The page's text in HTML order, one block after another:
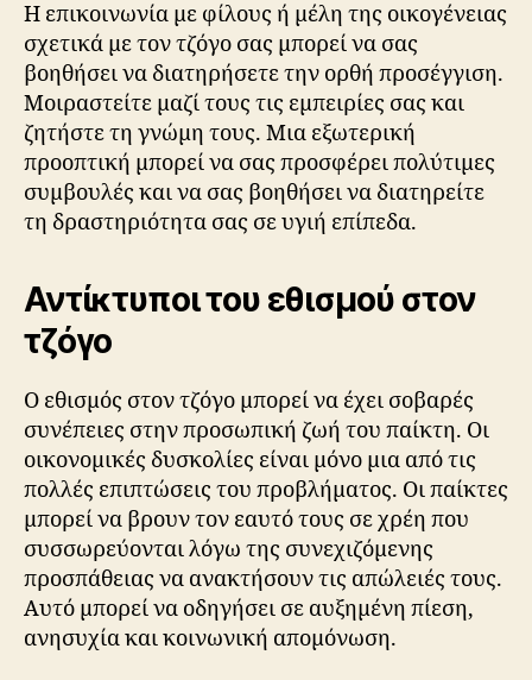
Η επικοινωνία με φίλους ή μέλη της οικογένειας
σχετικά με τον τζόγο σας μπορεί να σας
βοηθήσει να διατηρήσετε την ορθή προσέγγιση.
Μοιραστείτε μαζί τους τις εμπειρίες σας και
ζητήστε τη γνώμη τους. Μια εξωτερική
προοπτική μπορεί να σας προσφέρει πολύτιμες
συμβουλές και να σας βοηθήσει να διατηρείτε
τη δραστηριότητα σας σε υγιή επίπεδα.
Αντίκτυποι του εθισμού στον
τζόγο
Ο εθισμός στον τζόγο μπορεί να έχει σοβαρές
συνέπειες στην προσωπική ζωή του παίκτη. Οι
οικονομικές δυσκολίες είναι μόνο μια από τις
πολλές επιπτώσεις του προβλήματος. Οι παίκτες
μπορεί να βρουν τον εαυτό τους σε χρέη που
συσσωρεύονται λόγω της συνεχιζόμενης
προσπάθειας να ανακτήσουν τις απώλειές τους.
Αυτό μπορεί να οδηγήσει σε αυξημένη πίεση,
ανησυχία και κοινωνική απομόνωση.